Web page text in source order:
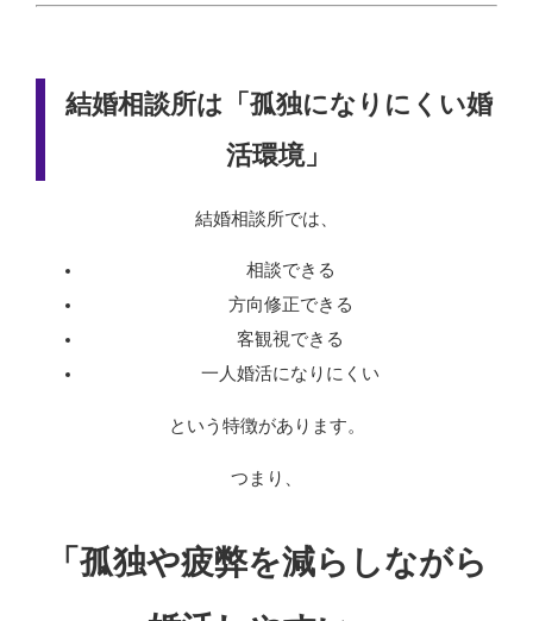
結婚相談所は「孤独になりにくい婚
活環境」
結婚相談所では、
相談できる
方向修正できる
客観視できる
一人婚活になりにくい
という特徴があります。
つまり、
「孤独や疲弊を減らしながら